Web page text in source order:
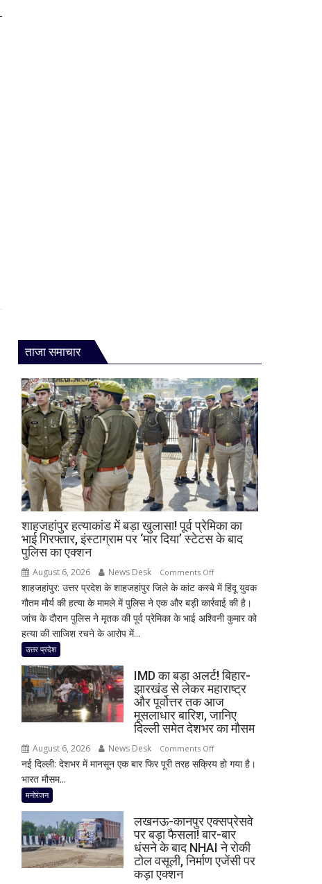
ताजा समाचार
शाहजहांपुर हत्याकांड में बड़ा खुलासा! पूर्व प्रेमिका का
भाई गिरफ्तार, इंस्टाग्राम पर ‘मार दिया’ स्टेटस के बाद
पुलिस का एक्शन
August 6, 2026 News Desk Comments Offon
शाहजहांपुर
हत्याकांड
में
प्रेमिका
का
भाई
गिरफ्तार,
‘मार
बाद
पुलिस
का
शाहजहांपुर: उत्तर प्रदेश के शाहजहांपुर जिले के कांट कस्बे में हिंदू युवक
गौतम मौर्य की हत्या के मामले में पुलिस ने एक और बड़ी कार्रवाई की है।
जांच के दौरान पुलिस ने मृतक की पूर्व प्रेमिका के भाई अश्विनी कुमार को
हत्या की साजिश रचने के आरोप में...
उत्तर प्रदेश
IMD का बड़ा अलर्ट! बिहार-
झारखंड से लेकर महाराष्ट्र
और पूर्वोत्तर तक आज
मूसलाधार बारिश, जानिए
दिल्ली समेत देशभर का मौसम
August 6, 2026 News Desk Comments Offon
IMD
बिहार-
झारखंड
से
लेकर
नई दिल्ली: देशभर में मानसून एक बार फिर पूरी तरह सक्रिय हो गया है।
भारत मौसम...
मनोरंजन
लखनऊ-कानपुर एक्सप्रेसवे
पर बड़ा फैसला! बार-बार
धंसने के बाद NHAI ने रोकी
टोल वसूली, निर्माण एजेंसी पर
कड़ा एक्शन